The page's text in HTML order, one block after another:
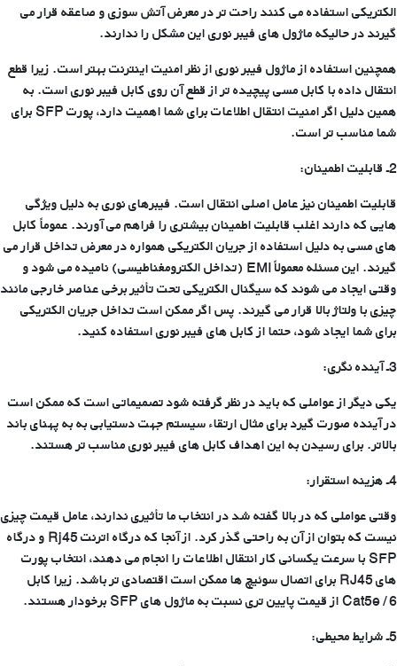
الکتریکی استفاده می کنند راحت تر در معرض آتش سوزی و صاعقه قرار می
گیرند در حالیکه ماژول های فیبر نوری این مشکل را ندارند.
همچنین استفاده از ماژول فیبر نوری از نظر امنیت اینترنت بهتر است. زیرا قطع
انتقال داده با کابل مسی پیچیده تر از قطع آن روی کابل فیبر نوری است. به
همین دلیل اگر امنیت انتقال اطلاعات برای شما اهمیت دارد، پورت SFP برای
شما مناسب تر است.
2ـ قابلیت اطمینان:
قابلیت اطمینان نیز عامل اصلی انتقال است. فیبرهای نوری به دلیل ویژگی
هایی که دارند اغلب قابلیت اطمینان بیشتری را فراهم می آورند. عموماً کابل
های مسی به دلیل استفاده از جریان الکتریکی همواره در معرض تداخل قرار می
گیرند. این مسئله معمولاً EMI (تداخل الکترومغناطیسی) نامیده می شود و
وقتی ایجاد می شوند که سیگنال الکتریکی تحت تأثیر برخی عناصر خارجی مانند
چیزی با ولتاژ بالا قرار می گیرند. پس اگر ممکن است تداخل جریان الکتریکی
برای شما ایجاد شود، حتما از کابل های فیبر نوری استفاده کنید.
3ـ آینده نگری:
یکی دیگر از عواملی که باید در نظر گرفته شود تصمیماتی است که ممکن است
در آینده صورت گیرد برای مثال ارتقاء سیستم جهت دستیابی به به پهنای باند
بالاتر. برای رسیدن به این اهداف کابل های فیبر نوری مناسب تر هستند.
4ـ هزینه استقرار:
وقتی عواملی که در بالا گفته شد در انتخاب ما تأثیری ندارند، عامل قیمت چیزی
نیست که بتوان از آن به راحتی گذر کرد. از آنجا که درگاه اترنت Rj45 و درگاه
SFP با سرعت یکسانی کار انتقال اطلاعات را انجام می دهند، انتخاب پورت
های RJ45 برای اتصال سوئیچ ها ممکن است اقتصادی تر باشد. زیرا کابل
Cat5e / 6 از قیمت پایین تری نسبت به ماژول های SFP برخودار هستند.
5ـ شرایط محیطی: